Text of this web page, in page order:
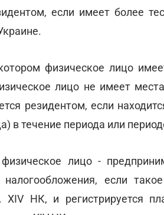
если имеет более
физическое лицо
лицо не имеет
резидентом, если
в течение периода или
лицо -
если
НК, и регистрируется